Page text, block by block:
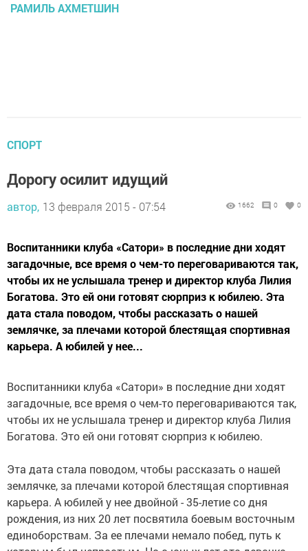
РАМИЛЬ АХМЕТШИН
СПОРТ
Дорогу осилит идущий
автор, 13 февраля 2015 - 07:54 1662 0 0
Воспитанники клуба «Сатори» в последние дни ходят
загадочные, все время о чем-то переговариваются так,
чтобы их не услышала тренер и директор клуба Лилия
Богатова. Это ей они готовят сюрприз к юбилею. Эта
дата стала поводом, чтобы рассказать о нашей
землячке, за плечами которой блестящая спортивная
карьера. А юбилей у нее...
Воспитанники клуба «Сатори» в последние дни ходят
загадочные, все время о чем-то переговариваются так,
чтобы их не услышала тренер и директор клуба Лилия
Богатова. Это ей они готовят сюрприз к юбилею.
Эта дата стала поводом, чтобы рассказать о нашей
землячке, за плечами которой блестящая спортивная
карьера. А юбилей у нее двойной - 35-летие со дня
рождения, из них 20 лет посвятила боевым восточным
единоборствам. За ее плечами немало побед, путь к